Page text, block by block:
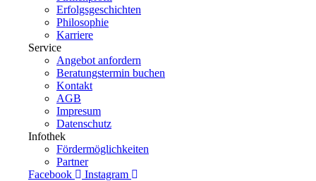
Erfolgsgeschichten
Philosophie
Karriere
Service
Angebot anfordern
Beratungstermin buchen
Kontakt
AGB
Impresum
Datenschutz
Infothek
Fördermöglichkeiten
Partner
Facebook
Instagram